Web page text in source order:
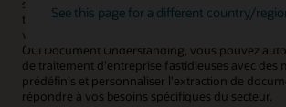
See this page for a different country/
service d'IA qui permet aux développeurs
tableaux et d'autres données clés à partir de
via des API et des outils d'interface de ligne de
OCI Document Understanding, vous pouvez
de traitement d'entreprise fastidieuses avec des
prédéfinis et personnaliser l'extraction de
répondre à vos besoins spécifiques du secteur.